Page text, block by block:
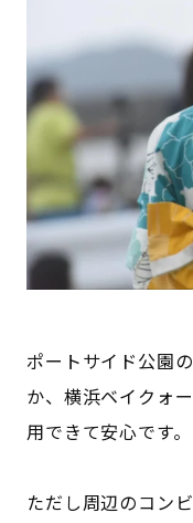
ポートサイド公園
か、横浜ベイクォ
用できて安心です。
ただし周辺のコン